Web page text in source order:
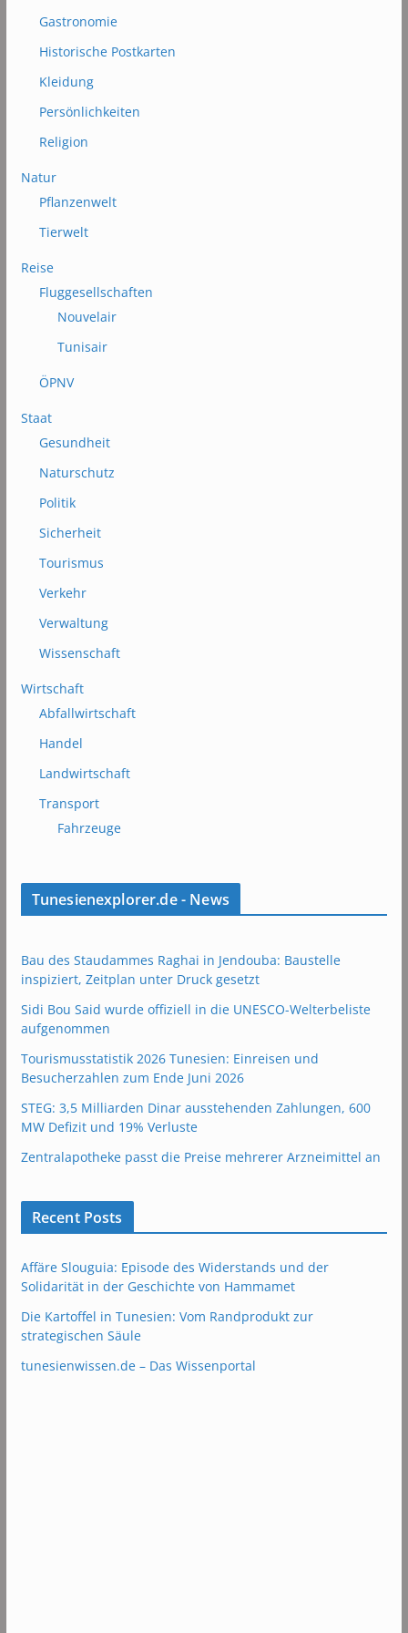
Gastronomie
Historische Postkarten
Kleidung
Persönlichkeiten
Religion
Natur
Pflanzenwelt
Tierwelt
Reise
Fluggesellschaften
Nouvelair
Tunisair
ÖPNV
Staat
Gesundheit
Naturschutz
Politik
Sicherheit
Tourismus
Verkehr
Verwaltung
Wissenschaft
Wirtschaft
Abfallwirtschaft
Handel
Landwirtschaft
Transport
Fahrzeuge
Tunesienexplorer.de - News
Bau des Staudammes Raghai in Jendouba: Baustelle
inspiziert, Zeitplan unter Druck gesetzt
Sidi Bou Said wurde offiziell in die UNESCO-Welterbeliste
aufgenommen
Tourismusstatistik 2026 Tunesien: Einreisen und
Besucherzahlen zum Ende Juni 2026
STEG: 3,5 Milliarden Dinar ausstehenden Zahlungen, 600
MW Defizit und 19% Verluste
Zentralapotheke passt die Preise mehrerer Arzneimittel an
Recent Posts
Affäre Slouguia: Episode des Widerstands und der
Solidarität in der Geschichte von Hammamet
Die Kartoffel in Tunesien: Vom Randprodukt zur
strategischen Säule
tunesienwissen.de – Das Wissenportal